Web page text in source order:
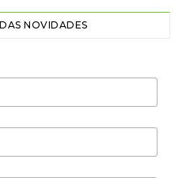
NOVIDADES